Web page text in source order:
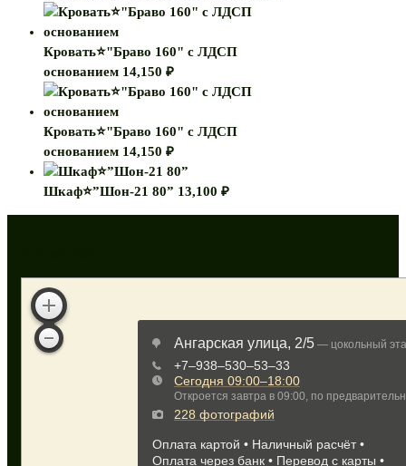
Кровать⭐"Браво 160" с ЛДСП
основанием 14,150 ₽
Кровать⭐"Браво 160" с ЛДСП
основанием 14,150 ₽
Шкаф⭐”Шон-21 80” 13,100 ₽